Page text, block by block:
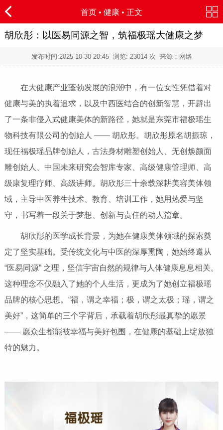
首页 • 健康 • 正文
胡欣彤：以医易同源之智，筑福极瑶大健康之梦
发布时间:2025-10-30 20:45浏览: 23014 次 来源：网络
在大健康产业蓬勃发展的浪潮中，有一位女性凭借着对
健康与美的执着追求，以及中西医结合的创新智慧，开辟出
了一条非侵入式健康美体的新路径，她就是东莞市福极瑶生
物科技有限公司的创始人 —— 胡欣彤。胡欣彤原名胡振琼，
现任福极瑶品牌创始人，古法身材雕塑创始人、无创焕颜面
雕创始人、中国未来研究会智库专家、高级健康管理师、高
级康复理疗师、高级讲师。胡欣彤三十余载深耕美容美体领
域，主导中医养生技术、教育、培训工作，她用热爱与坚
守，书写着一段关于梦想、创新与责任的动人篇章。
胡欣彤的医学成长背景，为她在健康美体领域的探索奠
定了坚实基础。受传统文化与中医的深厚熏陶，她始终遵从
“医易同源” 之理，坚信宇宙自然的规律与人体健康息息相关。
这种理念不仅融入了她的个人生活，更成为了她创立福极瑶
品牌的核心思想。“福，谓之幸福；极，谓之太极；瑶，谓之
美好”，这简单的三个字背后，承载着胡欣彤最真挚的愿景
—— 愿众生都能被幸福与美好包围，在健康的基础上绽放独
特的魅力。